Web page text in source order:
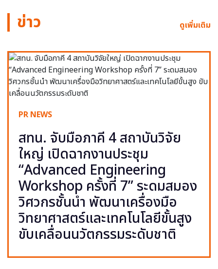
ข่าว ดูเพิ่มเติม
PR NEWS
สทน. จับมือภาคี 4 สถาบันวิจัย
ใหญ่ เปิดฉากงานประชุม
“Advanced Engineering
Workshop ครั้งที่ 7” ระดมสมอง
วิศวกรชั้นนำ พัฒนาเครื่องมือ
วิทยาศาสตร์และเทคโนโลยีขั้นสูง
ขับเคลื่อนนวัตกรรมระดับชาติ